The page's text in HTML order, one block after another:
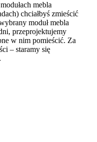
mebla
chciałbyś zmieścić
moduł mebla
przeprojektujemy
w nim pomieścić. Za
– staramy się